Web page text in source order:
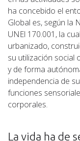
ha concebido el
Global es, según la
UNEl 170.001, la
urbanizado,
su utilización social
y de forma
independencia de
funciones
corporales.
La vida ha de